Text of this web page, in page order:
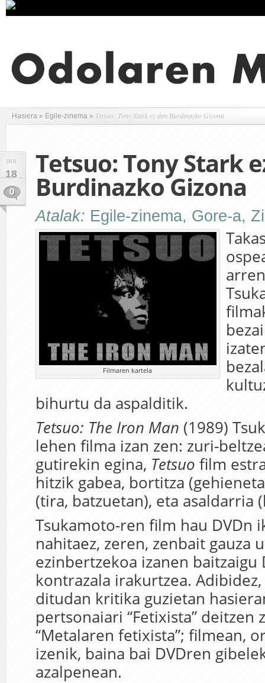
Hasiera » Egile-zinema » Tetsuo: Tony Stark ez den Burdinazko Gizona
IRA
18
0
Tetsuo: Tony Stark
Burdinazko Gizona
Atalak: Egile-zinema, Gore-a,
Filmaren kartela
bihurtu da aspalditik.
Tetsuo: The Iron Man (1989)
lehen filma izan zen: zuri-
gutirekin egina, Tetsuo film
hitzik gabea, bortitza
(tira, batzuetan), eta asaldarria
Tsukamoto-ren film hau DVDn
nahitaez, zeren, zenbait gauza
ezinbertzekoa izanen baitzaigu
kontrazala irakurtzea.
ditudan kritika guzietan
pertsonaiari “Fetixista” deitzen
“Metalaren fetixista”; filmean,
izenik, baina bai DVDren
azalpenean.